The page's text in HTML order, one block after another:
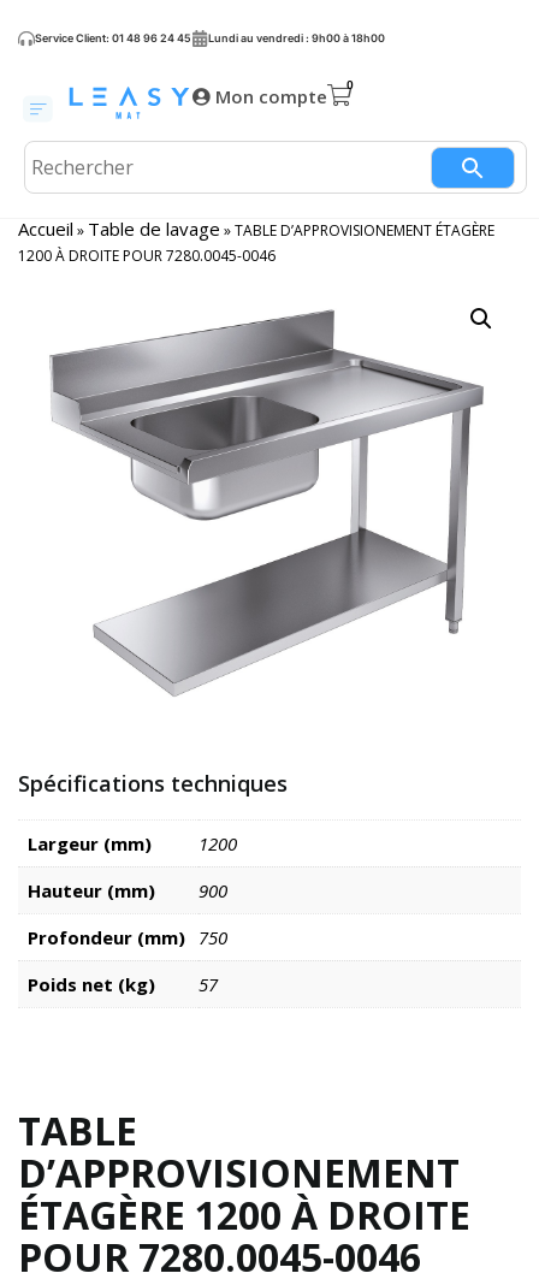
Service Client: 01 48 96 24 45 Lundi au vendredi : 9h00 à 18h00
Mon compte
Accueil » Table de lavage »TABLE D’APPROVISIONEMENT ÉTAGÈRE
1200 À DROITE POUR 7280.0045-0046
Spécifications techniques
Largeur (mm)
1200
Hauteur (mm)
900
Profondeur (mm) 750
Poids net (kg)
57
TABLE
D’APPROVISIONEMENT
ÉTAGÈRE 1200 À DROITE
POUR 7280.0045-0046